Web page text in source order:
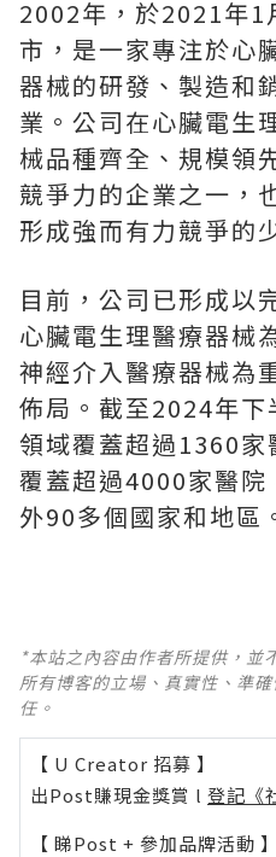
2002年，於2021年1
市，是一家專注於心
器械的研發、製造和
業。公司在心臟電生
械品種齊全、規模領
競爭力的企業之一，
形成強而有力競爭的
目前，公司已形成以
心臟電生理醫療器械
神經介入醫療器械為
佈局。截至2024年
領域覆蓋超過1360
覆蓋超過4000家醫
外90多個國家和地區
*本站之內容由作者所提供，並
所有博客的立場、真實性、準
任。
【 U Creator 招募 】
出Post賺現金獎賞 l 登記《
【 睇Post + 參加品牌活動 】